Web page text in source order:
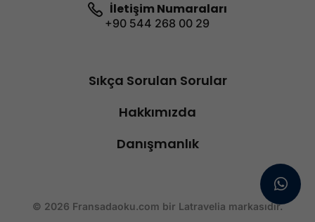
İletişim Numaraları
+90 544 268 00 29
Sıkça Sorulan Sorular
Hakkımızda
Danışmanlık
© 2026 Fransadaoku.com bir Latravelia markasıdır.